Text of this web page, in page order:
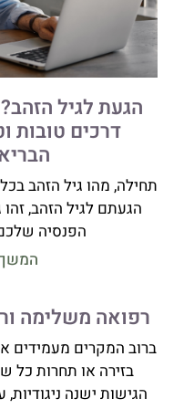
הגעת לגיל
דרכים טובות
הגעתם לגיל הזהב,
הפנסיה
רפואה משלימה
ברוב המקרים מעמידים
בזירה או תחרות כל
הגישות ישנה